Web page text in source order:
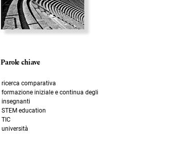
Parole chiave
ricerca comparativa
formazione iniziale e continua degli
insegnanti
STEM education
TIC
università